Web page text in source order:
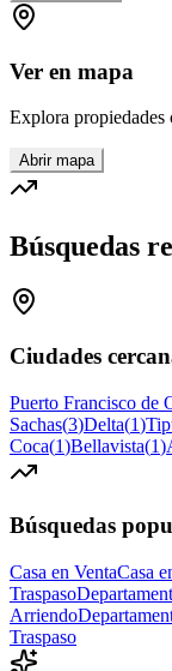
Ver en mapa
Explora propiedades
Abrir mapa
Búsquedas
Ciudades
Puerto Francisco de
Sachas(3)Delta(1)
Coca(1)Bellavista(1)
Búsquedas
Casa en VentaCasa
Traspaso
Arriendo
Traspaso